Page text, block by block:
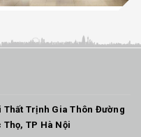
Thất Trịnh Gia Thôn Đường
TP Hà Nội